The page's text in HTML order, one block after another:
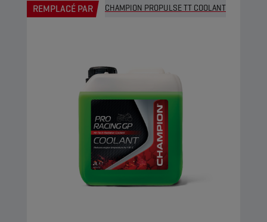
REMPLACÉ PAR CHAMPION PROPULSE TT COOLANT